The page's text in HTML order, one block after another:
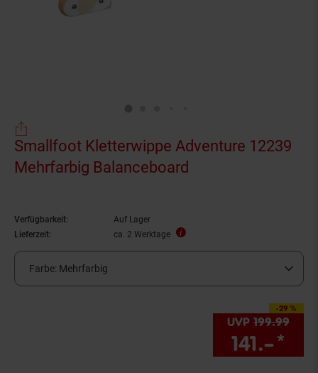
Smallfoot Kletterwippe Adventure 12239
Mehrfarbig Balanceboard
Verfügbarkeit:
Auf Lager
Lieferzeit:
ca. 2 Werktage
Farbe: Mehrfarbig
-29 %
Sie Sparen 29
UVP 199.99UVP
141.–*